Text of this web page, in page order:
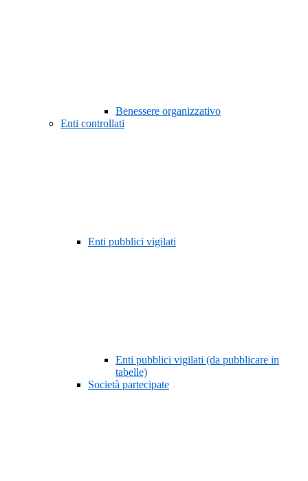
Benessere organizzativo
Enti controllati
Enti pubblici vigilati
Enti pubblici vigilati (da pubblicare in
tabelle)
Società partecipate